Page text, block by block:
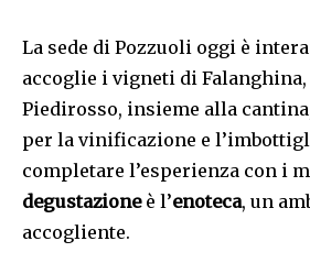
La sede di Pozzuoli oggi è
accoglie i vigneti di
Piedirosso, insieme alla
per la vinificazione e
completare l’esperienza con i
degustazione è l’enoteca, un
accogliente.